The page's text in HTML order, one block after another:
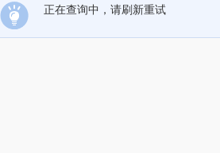
正在查询中，请刷新重试